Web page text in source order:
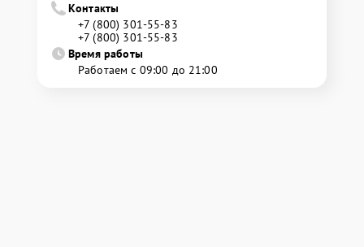
Контакты
+7 (800) 301-55-83
+7 (800) 301-55-83
Время работы
Работаем с 09:00 до 21:00